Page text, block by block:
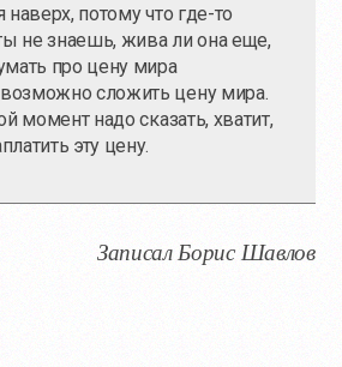
наверх, потому что где-то
не знаешь, жива ли она еще,
про цену мира
сложить цену мира.
момент надо сказать, хватит,
эту цену.
Записал Борис Шавлов